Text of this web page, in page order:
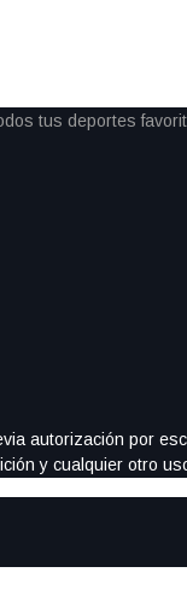
autorización por
y cualquier otro